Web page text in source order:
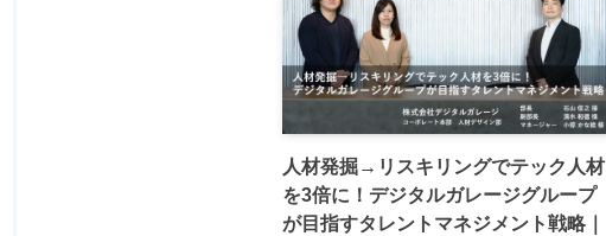
人材発掘→リスキリングでテック人材
を3倍に！デジタルガレージグループ
が目指すタレントマネジメント戦略｜